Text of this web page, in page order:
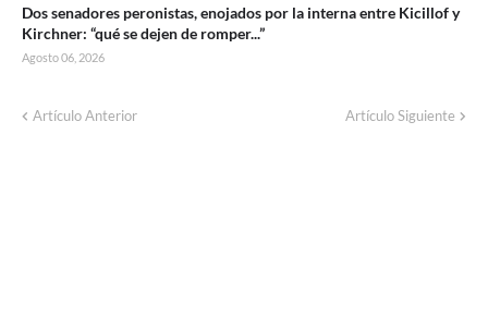
Dos senadores peronistas, enojados por la interna entre Kicillof y
Kirchner: “qué se dejen de romper...”
Agosto 06, 2026
Artículo Anterior Artículo Siguiente